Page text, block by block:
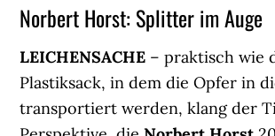
Norbert Horst: Splitter im Auge
LEICHENSACHE – praktisch wie
Plastiksack, in dem die Opfer in
transportiert werden, klang der